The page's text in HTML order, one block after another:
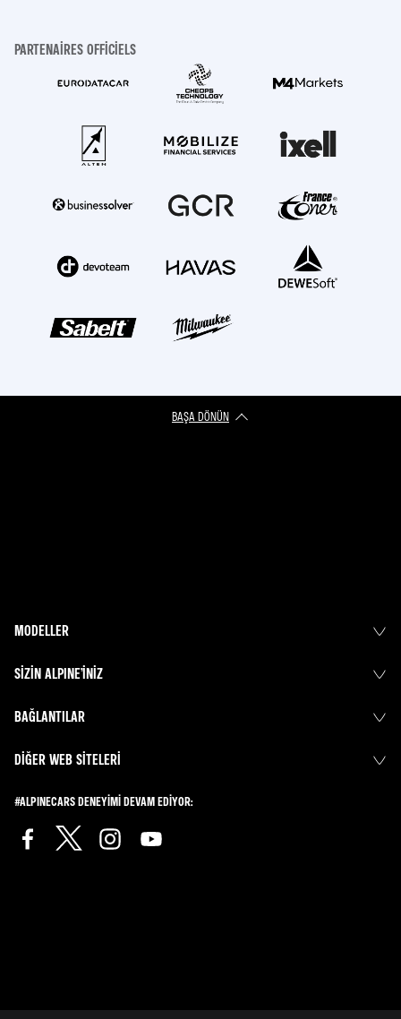
PARTENAIRES OFFICIELS
BAŞA DÖNÜN
MODELLER
SIZIN ALPINE’INIZ
BAĞLANTILAR
DIĞER WEB SITELERI
#ALPINECARS DENEYIMI DEVAM EDIYOR: